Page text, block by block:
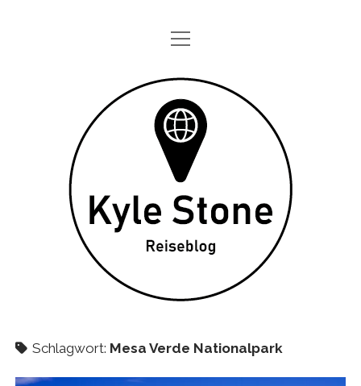
STARTSEITE
ONE DAY IN
TAGEBÜCHER
ÜBER MICH
DATENSCHUTZ
twitterinstagram
Menü
öffnen
Kyle
Stone
Schlagwort: Mesa Verde Nationalpark